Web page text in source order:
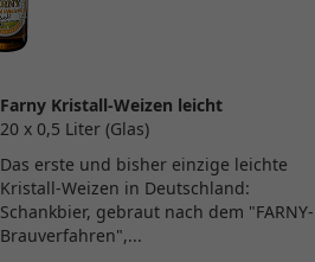
Farny Kristall-Weizen leicht
20 x 0,5 Liter (Glas)
Das erste und bisher einzige leichte
Kristall-Weizen in Deutschland:
Schankbier, gebraut nach dem "FARNY-
Brauverfahren",...